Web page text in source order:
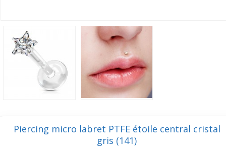
Piercing micro labret PTFE étoile central cristal
gris (141)